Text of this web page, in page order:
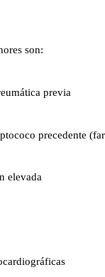
son:
previa
precedente
elevada